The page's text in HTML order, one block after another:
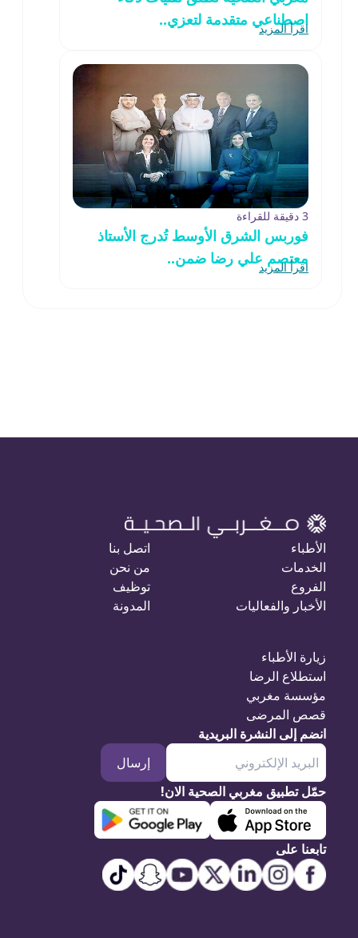
اصطناعي متقدمة لتعزي..
اقرأ المزيد
3 دقيقة للقراءة
فوربس الشرق الأوسط تُدرج الأستاذ
معتصم علي رضا ضمن..
اقرأ المزيد
الأطباء
الخدمات
الفروع
الأخبار والفعاليات
اتصل بنا
من نحن
توظيف
المدونة
زيارة الأطباء
استطلاع الرضا
مؤسسة مغربي
قصص المرضى
انضم إلى النشرة البريدية
إرسال
حمّل تطبيق مغربي الصحية الان!
تابعنا على